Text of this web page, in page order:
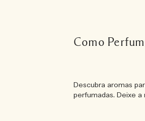
Como
Descubra aromas
perfumadas. Deixe a